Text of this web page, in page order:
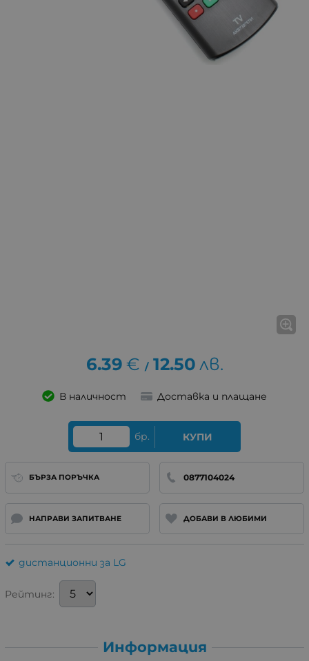
6.39 € / 12.50 лв.
В наличност Доставка и плащане
бр. КУПИ
БЪРЗА ПОРЪЧКА 0877104024
НАПРАВИ ЗАПИТВАНЕ ДОБАВИ В ЛЮБИМИ
дистанционни за LG
Рейтинг:
Информация